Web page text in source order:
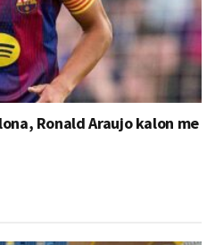
Ronald Araujo kalon me